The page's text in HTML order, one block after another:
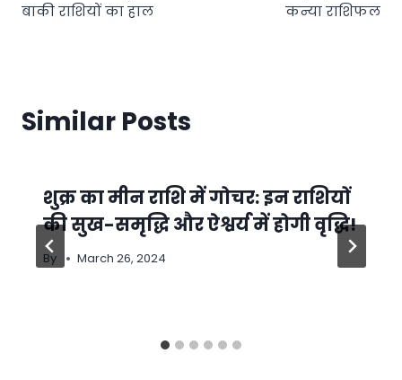
बाकी राशियों का हाल
कन्या राशिफल
Similar Posts
शुक्र का मीन राशि में गोचर: इन राशियों
की सुख-समृद्धि और ऐश्वर्य में होगी वृद्धि!
By March 26, 2024